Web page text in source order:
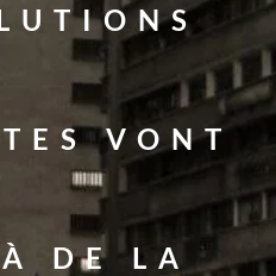
VONT
DE LA